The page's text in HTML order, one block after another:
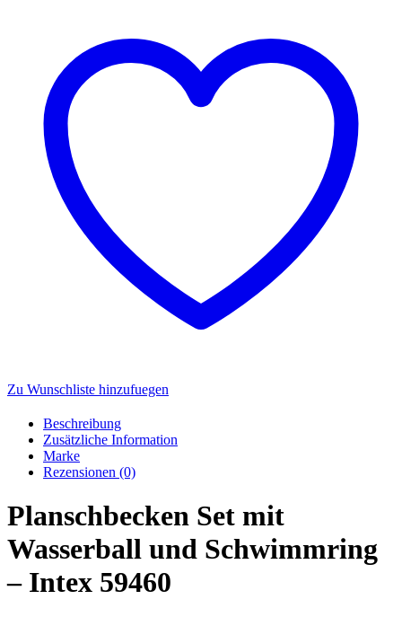
Zu Wunschliste hinzufuegen
Beschreibung
Zusätzliche Information
Marke
Rezensionen (0)
Planschbecken Set mit
Wasserball und Schwimmring
– Intex 59460